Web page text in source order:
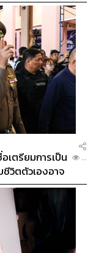
ปี 2000 จะน้อย
อง Y2K แสดงให้
นแกนหลักของ
ผู้คนมาหลายสิบปี
ลกเข้าสู่ยุคดิจิทัล
บาทของ
ามขัดข้องของ
นี้ได้อย่างชัดเจน
Asimov ผู้
ต่กลัวว่ามันจะ
เตรียมการเป็น
วิตตัวเองอาจ
...